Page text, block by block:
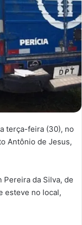
terça-feira (30), no
Antônio de Jesus,
Pereira da Silva, de
esteve no local,